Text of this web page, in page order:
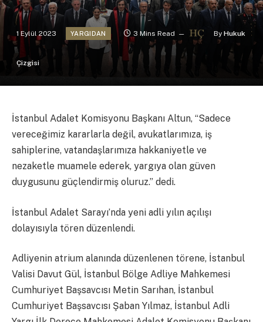
1 Eylül 2023 YARGIDAN 3 Mins Read By Hukuk
Çizgisi
İstanbul Adalet Komisyonu Başkanı Altun, “Sadece
vereceğimiz kararlarla değil, avukatlarımıza, iş
sahiplerine, vatandaşlarımıza hakkaniyetle ve
nezaketle muamele ederek, yargıya olan güven
duygusunu güçlendirmiş oluruz.” dedi.
İstanbul Adalet Sarayı’nda yeni adli yılın açılışı
dolayısıyla tören düzenlendi.
Adliyenin atrium alanında düzenlenen törene, İstanbul
Valisi Davut Gül, İstanbul Bölge Adliye Mahkemesi
Cumhuriyet Başsavcısı Metin Sarıhan, İstanbul
Cumhuriyet Başsavcısı Şaban Yılmaz, İstanbul Adli